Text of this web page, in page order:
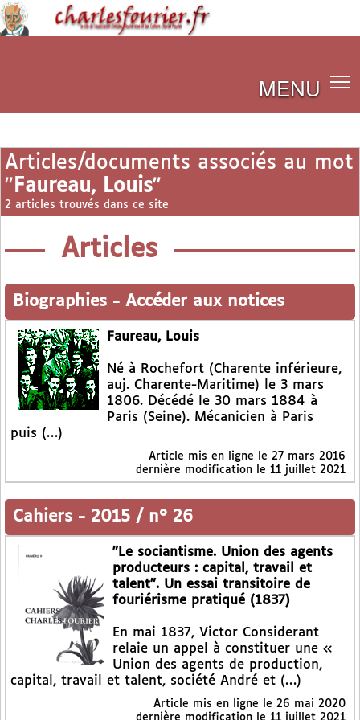
MENU
Articles/documents associés au mot
" Faureau, Louis"
2 articles trouvés dans ce site
Articles
Biographies - Accéder aux notices
Faureau, Louis
Né à Rochefort (Charente inférieure,
auj. Charente-Maritime) le 3 mars
1806. Décédé le 30 mars 1884 à
Paris (Seine). Mécanicien à Paris
puis (…)
Article mis en ligne le 27 mars 2016
dernière modification le 11 juillet 2021
Cahiers - 2015 / n° 26
"Le sociantisme. Union des agents
producteurs : capital, travail et
talent". Un essai transitoire de
fouriérisme pratiqué (1837)
En mai 1837, Victor Considerant
relaie un appel à constituer une «
Union des agents de production,
capital, travail et talent, société André et (…)
Article mis en ligne le 26 mai 2020
dernière modification le 11 juillet 2021